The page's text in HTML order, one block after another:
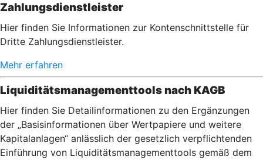
Zahlungsdienstleister
Hier finden Sie Informationen zur Kontenschnittstelle für
Dritte Zahlungsdienstleister.
Mehr erfahren
Liquiditätsmanagementtools nach KAGB
Hier finden Sie Detailinformationen zu den Ergänzungen
der „Basisinformationen über Wertpapiere und weitere
Kapitalanlagen“ anlässlich der gesetzlich verpflichtenden
Einführung von Liquiditätsmanagementtools gemäß dem